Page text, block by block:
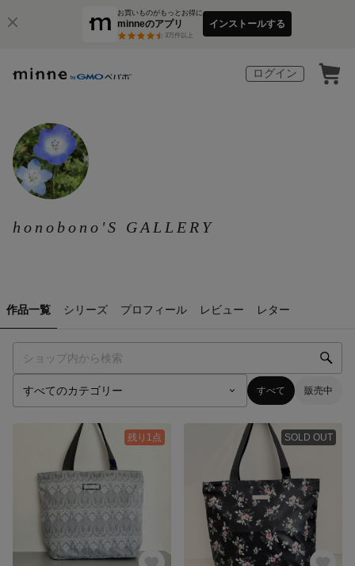
お買いものがもっとお得に
minneのアプリ
3万件以上
インストールする
ログイン
honobono'S GALLERY
作品一覧 シリーズ プロフィール レビュー レター
すべて 販売中
残り1点 SOLD OUT